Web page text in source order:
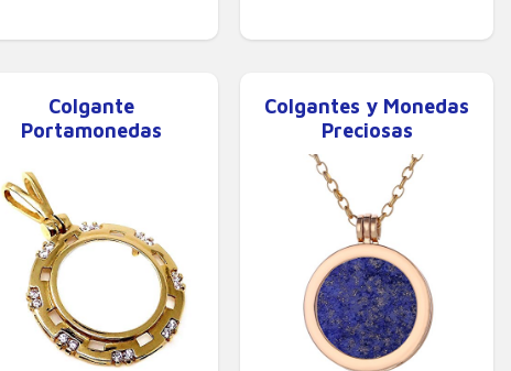
Colgante
Portamonedas
Colgantes y Monedas
Preciosas